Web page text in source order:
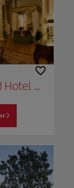
Grand Hotel Majestic gia' Baglioni